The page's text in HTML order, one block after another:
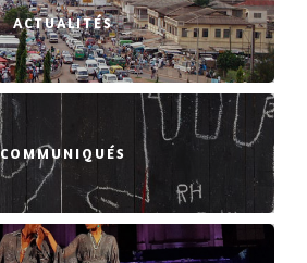
ACTUALITÉS
COMMUNIQUÉS